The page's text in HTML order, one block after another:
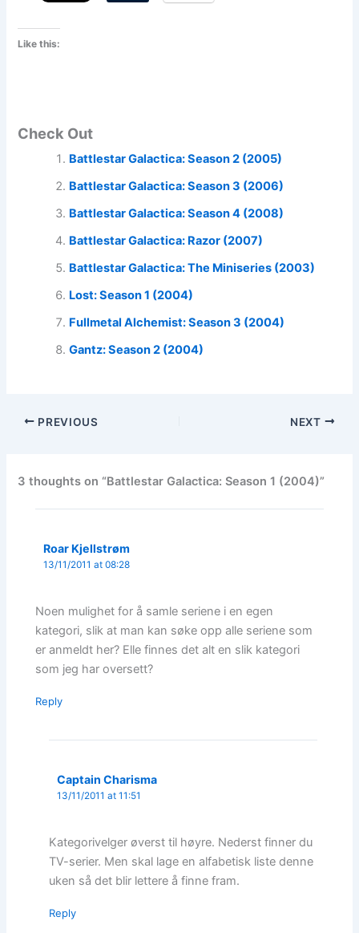
Like this:
Check Out
Battlestar Galactica: Season 2 (2005)
Battlestar Galactica: Season 3 (2006)
Battlestar Galactica: Season 4 (2008)
Battlestar Galactica: Razor (2007)
Battlestar Galactica: The Miniseries (2003)
Lost: Season 1 (2004)
Fullmetal Alchemist: Season 3 (2004)
Gantz: Season 2 (2004)
PREVIOUS NEXT
3 thoughts on “Battlestar Galactica: Season 1 (2004)”
Roar Kjellstrøm
13/11/2011 at 08:28
Noen mulighet for å samle seriene i en egen
kategori, slik at man kan søke opp alle seriene som
er anmeldt her? Elle finnes det alt en slik kategori
som jeg har oversett?
Reply
Captain Charisma
13/11/2011 at 11:51
Kategorivelger øverst til høyre. Nederst finner du
TV-serier. Men skal lage en alfabetisk liste denne
uken så det blir lettere å finne fram.
Reply